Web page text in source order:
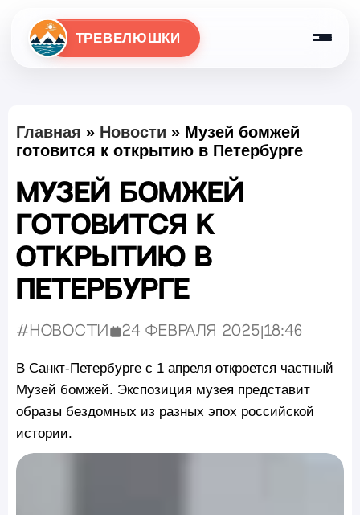
ТРЕВЕЛЮШКИ
Главная » Новости » Музей бомжей
готовится к открытию в Петербурге
Музей бомжей
готовится к
открытию в
Петербурге
#Новости Опубликовано:
24 февраля 2025 18:46
В Санкт-Петербурге с 1 апреля откроется частный
Музей бомжей. Экспозиция музея представит
образы бездомных из разных эпох российской
истории.